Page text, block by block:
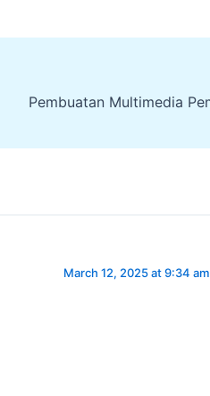
March 12, 2025 at 9:34 am